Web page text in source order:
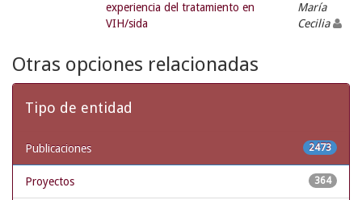
experiencia del tratamiento en
VIH/sida
María
Cecilia
Otras opciones relacionadas
Tipo de entidad
2473
Publicaciones
364
Proyectos